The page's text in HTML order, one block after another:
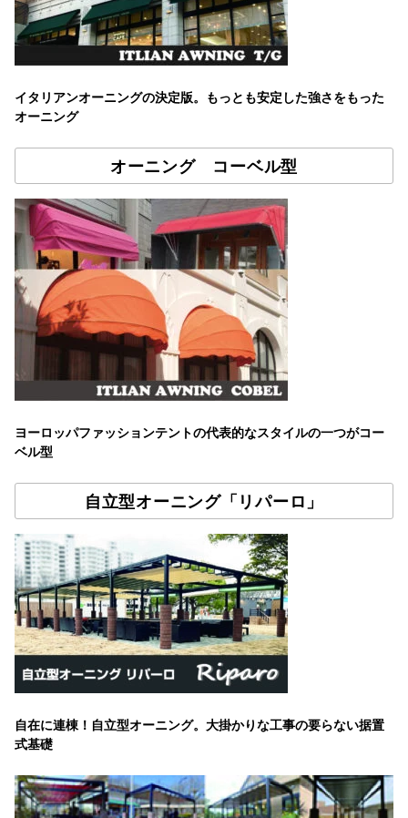
イタリアンオーニングの決定版。もっとも安定した強さをもった
オーニング
オーニング コーベル型
ヨーロッパファッションテントの代表的なスタイルの一つがコー
ベル型
自立型オーニング「リパーロ」
自在に連棟！自立型オーニング。大掛かりな工事の要らない据置
式基礎